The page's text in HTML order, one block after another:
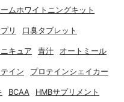
ムホワイトニングキット
リ 口臭タブレット
キュア 青汁 オートミール
イン プロテインシェイカー
BCAA HMBサプリメント